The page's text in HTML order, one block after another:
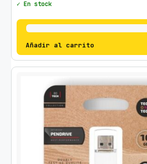
✓ En stock
Añadir al carrito